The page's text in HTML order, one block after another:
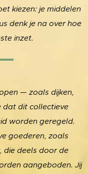
kiezen: je middelen
denk je na over hoe
inzet.
— zoals dijken,
dat dit collectieve
worden geregeld.
goederen, zoals
die deels door de
aangeboden. Jij